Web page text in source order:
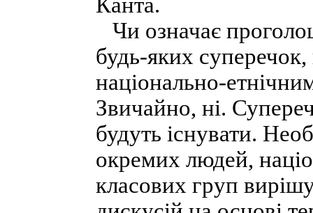
Чи означає
будь-яких
національно-
Звичайно, ні.
будуть існувати.
окремих людей,
класових груп